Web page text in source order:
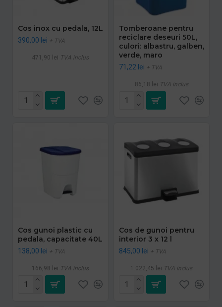
Cos inox cu pedala, 12L
390,00 lei + TVA
471,90 lei TVA inclus
Tomberoane pentru
reciclare deseuri 50L,
culori: albastru, galben,
verde, maro
71,22 lei + TVA
86,18 lei TVA inclus
Cos gunoi plastic cu
pedala, capacitate 40L
138,00 lei + TVA
166,98 lei TVA inclus
Cos de gunoi pentru
interior 3 x 12 l
845,00 lei + TVA
1.022,45 lei TVA inclus